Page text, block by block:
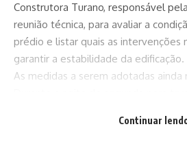
Construtora Turano, responsável
reunião técnica, para avaliar a
prédio e listar quais as intervenções
garantir a estabilidade da edificação.
As medidas a serem adotadas ainda
Continuar